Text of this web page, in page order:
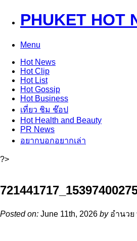
PHUKET HOT
Menu
HotNews
HotClip
HotList
HotGossip
HotBusiness
เที่ยว ชิม ช๊อป
HotHealth and Beauty
PR News
อยากบอกอยากเล่า
?>
Posted on: June 11th, 2026 byอำนวย